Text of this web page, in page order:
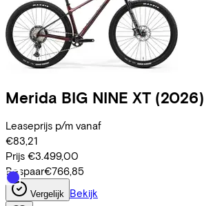
Merida BIG NINE XT (2026)
Leaseprijs p/m vanaf
€83,21
Prijs €3.499,00
Bespaar€766,85
Vergelijk Bekijk